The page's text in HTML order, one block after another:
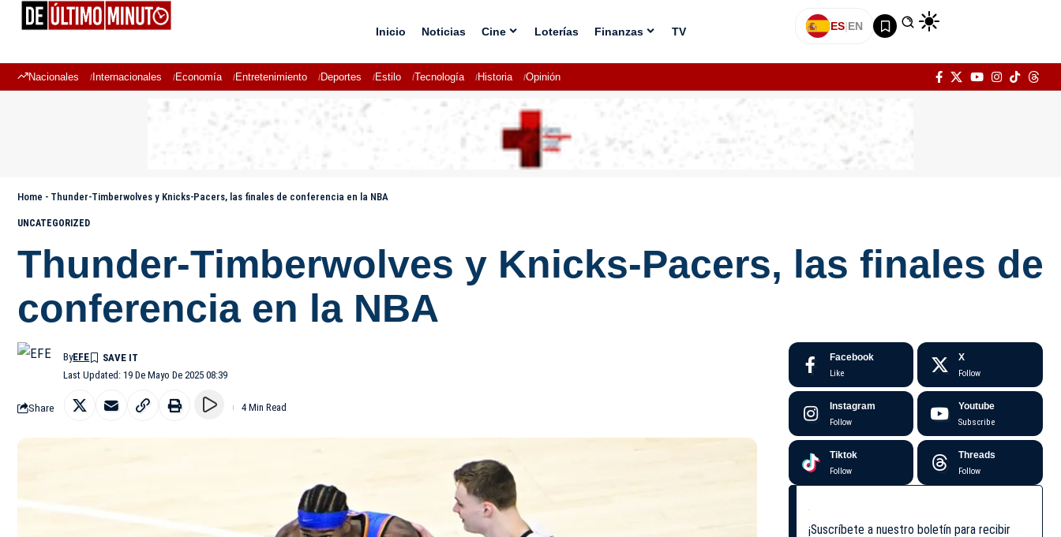
Inicio Noticias Cine Loterías Finanzas TV ES|EN
Nacionales Internacionales Economía Entretenimiento Deportes Estilo Tecnología Historia Opinión
Home - Thunder-Timberwolves y Knicks-Pacers, las finales de conferencia en la NBA
UNCATEGORIZED
Thunder-Timberwolves y Knicks-Pacers, las finales de
conferencia en la NBA
Last Updated: 19 De Mayo De 2025 08:39
ByEFE
Share 4 Min Read
Facebook
Like
X
Follow
Instagram
Follow
Youtube
Subscribe
Tiktok
Follow
Threads
Follow
¡Suscríbete a nuestro boletín para recibir